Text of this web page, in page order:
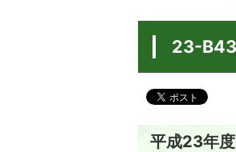
23-
平成23年